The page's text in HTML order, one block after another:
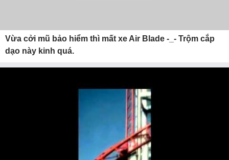
Vừa cởi mũ bảo hiểm thì mất xe Air Blade -_- Trộm cắp
dạo này kinh quá.